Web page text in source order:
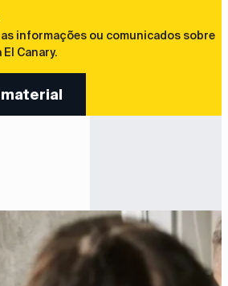
informações ou comunicados sobre
Canary.